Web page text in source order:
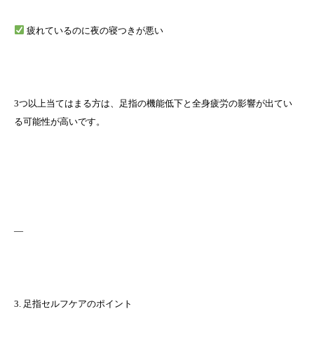
疲れているのに夜の寝つきが悪い
3つ以上当てはまる方は、足指の機能低下と全身疲労の影響が出てい
る可能性が高いです。
—
3. 足指セルフケアのポイント